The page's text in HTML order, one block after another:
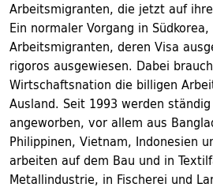
Arbeitsmigranten, die jetzt auf
Ein normaler Vorgang in
Arbeitsmigranten, deren Visa
rigoros ausgewiesen. Dabei
Wirtschaftsnation die billigen
Ausland. Seit 1993 werden
angeworben, vor allem aus
Philippinen, Vietnam, Indonesien
arbeiten auf dem Bau und in
Metallindustrie, in Fischerei und